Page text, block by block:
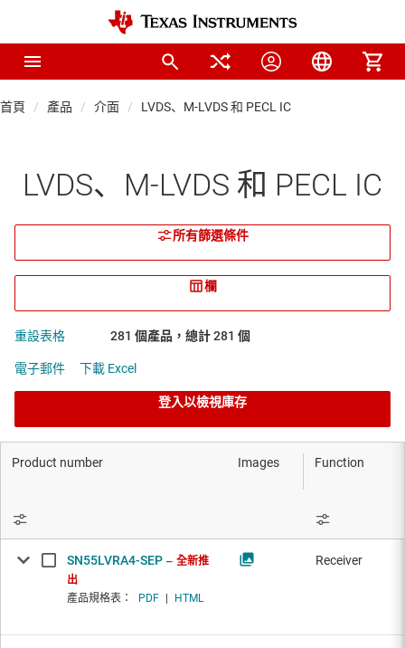
首頁 產品 介面 LVDS、M-LVDS 和 PECL IC
LVDS、M-LVDS 和 PECL IC
所有篩選條件
欄
重設表格 281 個產品，總計 281 個
電子郵件 下載 Excel
登入以檢視庫存
Function
Product number Images
SN55LVRA4-SEP
全新推
出
產品規格表：
PDF HTML
Receiver